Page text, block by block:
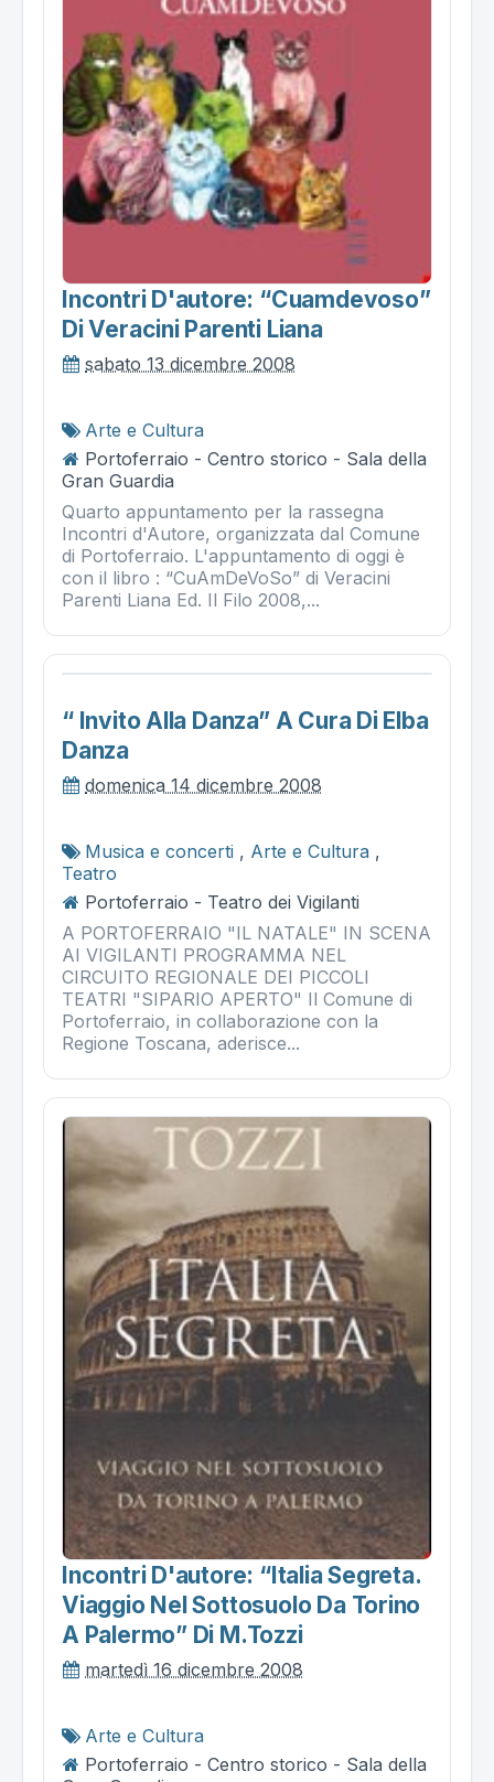
Incontri D'autore: “cuamdevoso”
Di Veracini Parenti Liana
sabato 13 dicembre 2008
Arte e Cultura
Portoferraio - Centro storico - Sala della
Gran Guardia
Quarto appuntamento per la rassegna
Incontri d'Autore, organizzata dal Comune
di Portoferraio. L'appuntamento di oggi è
con il libro : “CuAmDeVoSo” di Veracini
Parenti Liana Ed. Il Filo 2008,...
“ Invito Alla Danza” A Cura Di Elba
Danza
domenica 14 dicembre 2008
Musica e concerti , Arte e Cultura ,
Teatro
Portoferraio - Teatro dei Vigilanti
A PORTOFERRAIO "IL NATALE" IN SCENA
AI VIGILANTI PROGRAMMA NEL
CIRCUITO REGIONALE DEI PICCOLI
TEATRI "SIPARIO APERTO" Il Comune di
Portoferraio, in collaborazione con la
Regione Toscana, aderisce...
Incontri D'autore: “italia Segreta.
Viaggio Nel Sottosuolo Da Torino
A Palermo” Di M.tozzi
martedì 16 dicembre 2008
Arte e Cultura
Portoferraio - Centro storico - Sala della